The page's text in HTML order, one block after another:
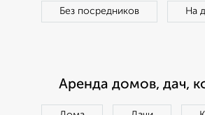
Без посредников На
Аренда домов, дач,